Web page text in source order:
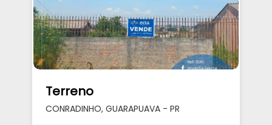
Terreno
CONRADINHO, GUARAPUAVA - PR